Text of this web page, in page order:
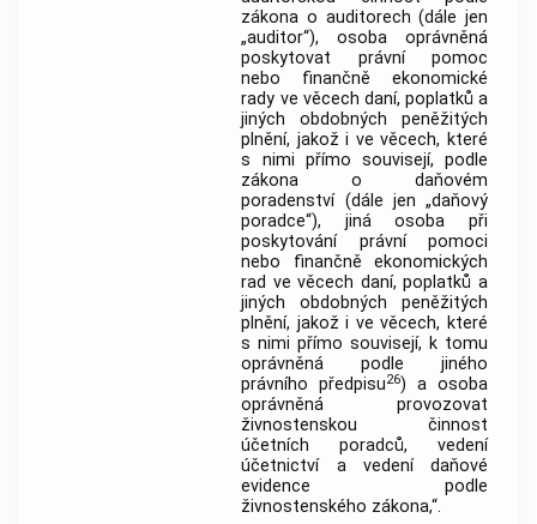
zákona o auditorech (dále jen
„auditor“), osoba oprávněná
poskytovat právní pomoc
nebo finančně ekonomické
rady ve věcech daní, poplatků a
jiných obdobných peněžitých
plnění, jakož i ve věcech, které
s nimi přímo souvisejí, podle
zákona o daňovém
poradenství (dále jen „daňový
poradce“), jiná osoba při
poskytování právní pomoci
nebo finančně ekonomických
rad ve věcech daní, poplatků a
jiných obdobných peněžitých
plnění, jakož i ve věcech, které
s nimi přímo souvisejí, k tomu
oprávněná podle jiného
právního předpisu26) a osoba
oprávněná provozovat
živnostenskou činnost
účetních poradců, vedení
účetnictví a vedení daňové
evidence podle
živnostenského zákona,“.